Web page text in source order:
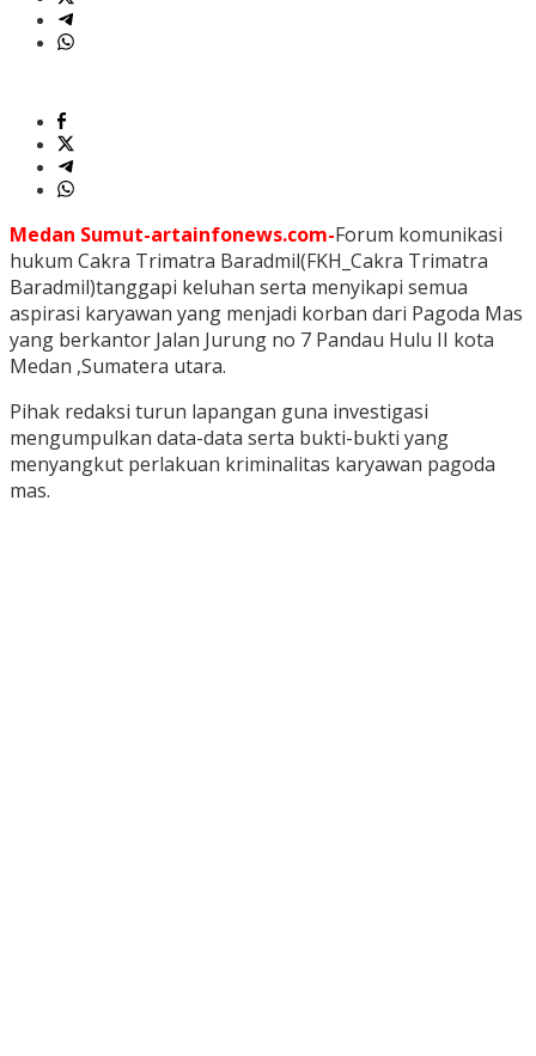
Medan Sumut-artainfonews.com-Forum komunikasi
hukum Cakra Trimatra Baradmil(FKH_Cakra Trimatra
Baradmil)tanggapi keluhan serta menyikapi semua
aspirasi karyawan yang menjadi korban dari Pagoda Mas
yang berkantor Jalan Jurung no 7 Pandau Hulu II kota
Medan ,Sumatera utara.
Pihak redaksi turun lapangan guna investigasi
mengumpulkan data-data serta bukti-bukti yang
menyangkut perlakuan kriminalitas karyawan pagoda
mas.